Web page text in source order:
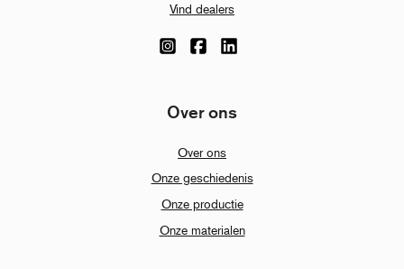
Vind dealers
Over ons
Over ons
Onze geschiedenis
Onze productie
Onze materialen